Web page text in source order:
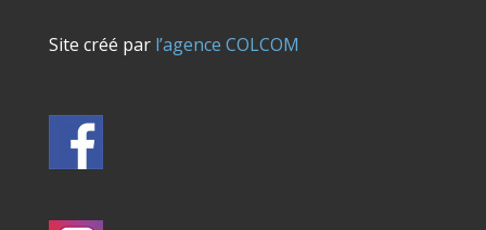
Site créé parl’agence COLCOM